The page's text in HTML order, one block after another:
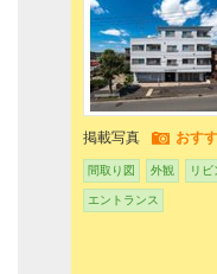
掲載写真 おす
間取り図 外観 リ
エントランス